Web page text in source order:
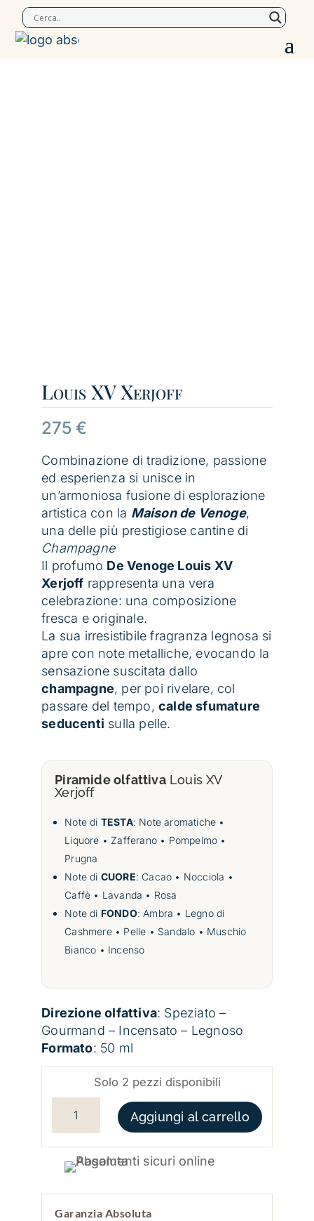
Louis XV Xerjoff
275€
Combinazione di tradizione, passione
ed esperienza si unisce in
un’armoniosa fusione di esplorazione
artistica con la Maison de Venoge,
una delle più prestigiose cantine di
Champagne
Il profumo De Venoge Louis XV
Xerjoff rappresenta una vera
celebrazione: una composizione
fresca e originale.
La sua irresistibile fragranza legnosa si
apre con note metalliche, evocando la
sensazione suscitata dallo
champagne, per poi rivelare, col
passare del tempo, calde sfumature
seducenti sulla pelle.
Piramide olfattivaLouis XV
Xerjoff
Note di TESTA: Note aromatiche •
Liquore • Zafferano • Pompelmo •
Prugna
Note di CUORE: Cacao • Nocciola •
Caffè • Lavanda • Rosa
Note di FONDO: Ambra • Legno di
Cashmere • Pelle • Sandalo • Muschio
Bianco • Incenso
Direzione olfattiva: Speziato –
Gourmand – Incensato – Legnoso
Formato: 50 ml
Solo 2 pezzi disponibili
LOUIS XV XERJOFF QUANTITÀ
Aggiungi al carrello
Garanzia Absoluta